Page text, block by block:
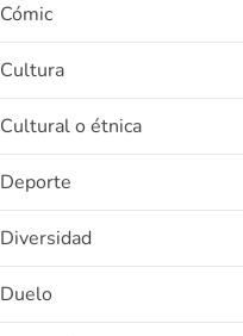
Cómic
Cultura
Cultural o étnica
Deporte
Diversidad
Duelo